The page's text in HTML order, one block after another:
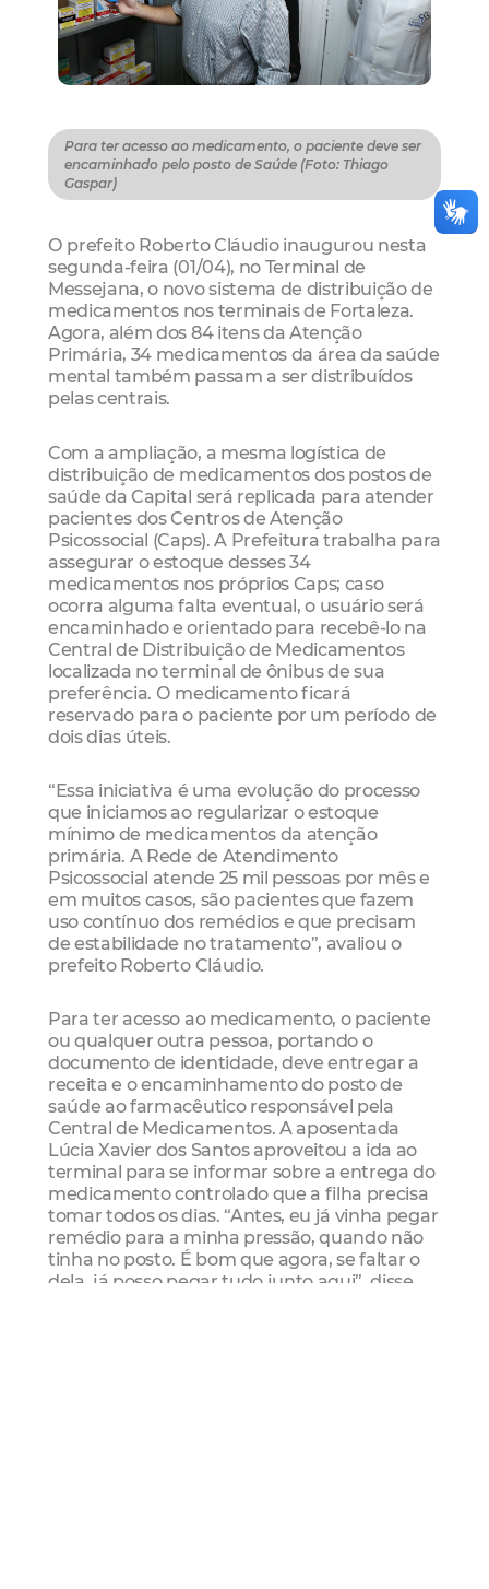
Para ter acesso ao medicamento, o paciente deve ser
encaminhado pelo posto de Saúde (Foto: Thiago
Gaspar)
O prefeito Roberto Cláudio inaugurou nesta
segunda-feira (01/04), no Terminal de
Messejana, o novo sistema de distribuição de
medicamentos nos terminais de Fortaleza.
Agora, além dos 84 itens da Atenção
Primária, 34 medicamentos da área da saúde
mental também passam a ser distribuídos
pelas centrais.
Com a ampliação, a mesma logística de
distribuição de medicamentos dos postos de
saúde da Capital será replicada para atender
pacientes dos Centros de Atenção
Psicossocial (Caps). A Prefeitura trabalha para
assegurar o estoque desses 34
medicamentos nos próprios Caps; caso
ocorra alguma falta eventual, o usuário será
encaminhado e orientado para recebê-lo na
Central de Distribuição de Medicamentos
localizada no terminal de ônibus de sua
preferência. O medicamento ficará
reservado para o paciente por um período de
dois dias úteis.
“Essa iniciativa é uma evolução do processo
que iniciamos ao regularizar o estoque
mínimo de medicamentos da atenção
primária. A Rede de Atendimento
Psicossocial atende 25 mil pessoas por mês e
em muitos casos, são pacientes que fazem
uso contínuo dos remédios e que precisam
de estabilidade no tratamento”, avaliou o
prefeito Roberto Cláudio.
Para ter acesso ao medicamento, o paciente
ou qualquer outra pessoa, portando o
documento de identidade, deve entregar a
receita e o encaminhamento do posto de
saúde ao farmacêutico responsável pela
Central de Medicamentos. A aposentada
Lúcia Xavier dos Santos aproveitou a ida ao
terminal para se informar sobre a entrega do
medicamento controlado que a filha precisa
tomar todos os dias. “Antes, eu já vinha pegar
remédio para a minha pressão, quando não
tinha no posto. É bom que agora, se faltar o
dela, já posso pegar tudo junto aqui”, disse.